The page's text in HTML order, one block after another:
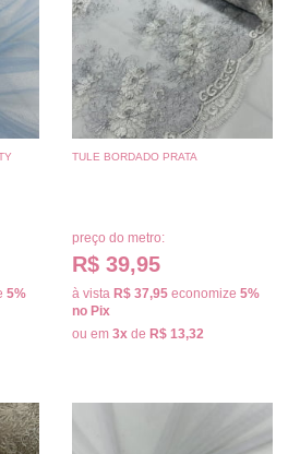
5%
TULE BORDADO PRATA
preço do metro:
R$ 39,95
à vista R$ 37,95 economize 5%
no Pix
ou em 3x de R$ 13,32